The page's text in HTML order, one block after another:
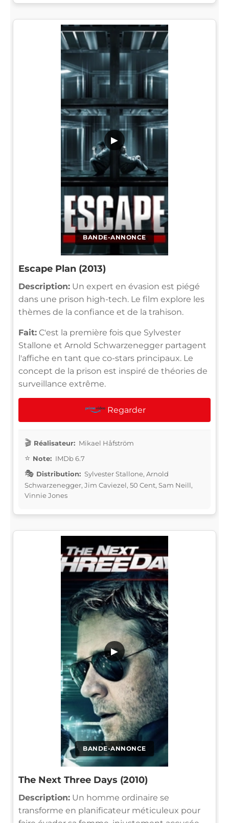
BANDE-ANNONCE
▶
Escape Plan (2013)
Description: Un expert en évasion est piégé
dans une prison high-tech. Le film explore les
thèmes de la confiance et de la trahison.
Fait: C'est la première fois que Sylvester
Stallone et Arnold Schwarzenegger partagent
l'affiche en tant que co-stars principaux. Le
concept de la prison est inspiré de théories de
surveillance extrême.
Regarder
Réalisateur: Mikael Håfström
Note: IMDb 6.7
Distribution: Sylvester Stallone, Arnold
Schwarzenegger, Jim Caviezel, 50 Cent, Sam Neill,
Vinnie Jones
BANDE-ANNONCE
▶
The Next Three Days (2010)
Description: Un homme ordinaire se
transforme en planificateur méticuleux pour